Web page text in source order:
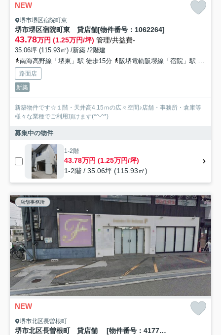
NEW
堺市堺区宿院町東
堺市堺区宿院町東 貸店舗[物件番号：1062264]
43.78万円 (1.25万円/坪) 管理/共益費-
35.06坪 (115.93㎡) /新築 /2階建
南海高野線「堺東」駅 徒歩15分
阪堺電軌阪堺線「宿院」駅 徒歩7分
路面店
新築
新築物件です☆１階・天井高4.15ｍの広々空間♪店舗・事務所・倉庫等
様々な業種でご利用頂けます(*^-^*)
募集中の物件
1-2階
43.78万円 (1.25万円/坪)
1-2階 / 35.06坪 (115.93㎡)
店舗事務所
NEW
堺市北区長曽根町
堺市北区長曽根町 貸店舗 [物件番号：417712]